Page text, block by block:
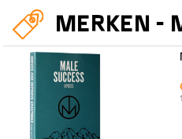
MERKEN -